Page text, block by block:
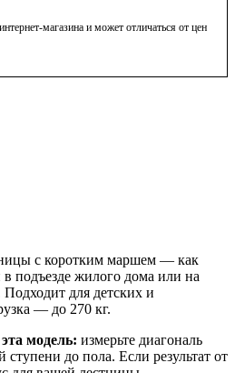
магазина и может отличаться от цен
с коротким маршем — как
подъезде жилого дома или на
для детских и
— до 270 кг.
модель: измерьте диагональ
ступени до пола. Если результат от